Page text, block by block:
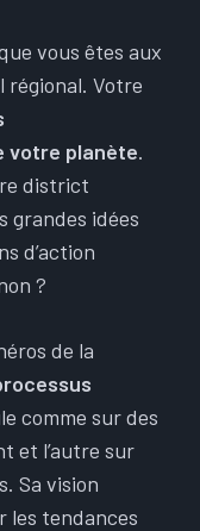
vous êtes aux
régional. Votre
votre planète.
district
grandes idées
d’action
?
de la
comme sur des
et l’autre sur
Sa vision
les tendances